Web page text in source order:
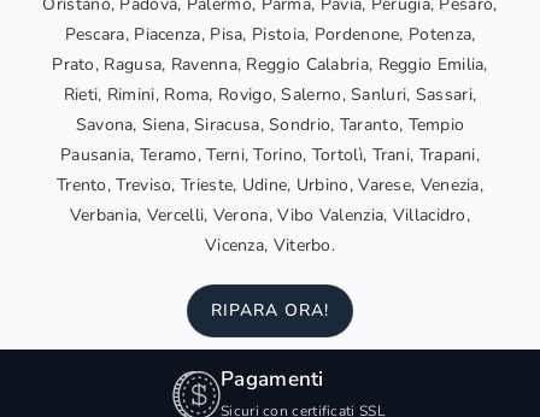
Pescara, Piacenza, Pisa, Pistoia, Pordenone, Potenza,
Prato, Ragusa, Ravenna, Reggio Calabria, Reggio Emilia,
Rieti, Rimini, Roma, Rovigo, Salerno, Sanluri, Sassari,
Savona, Siena, Siracusa, Sondrio, Taranto, Tempio
Pausania, Teramo, Terni, Torino, Tortolì, Trani, Trapani,
Trento, Treviso, Trieste, Udine, Urbino, Varese, Venezia,
Verbania, Vercelli, Verona, Vibo Valenzia, Villacidro,
Vicenza, Viterbo.
RIPARA ORA!
Pagamenti
Sicuri con certificati SSL